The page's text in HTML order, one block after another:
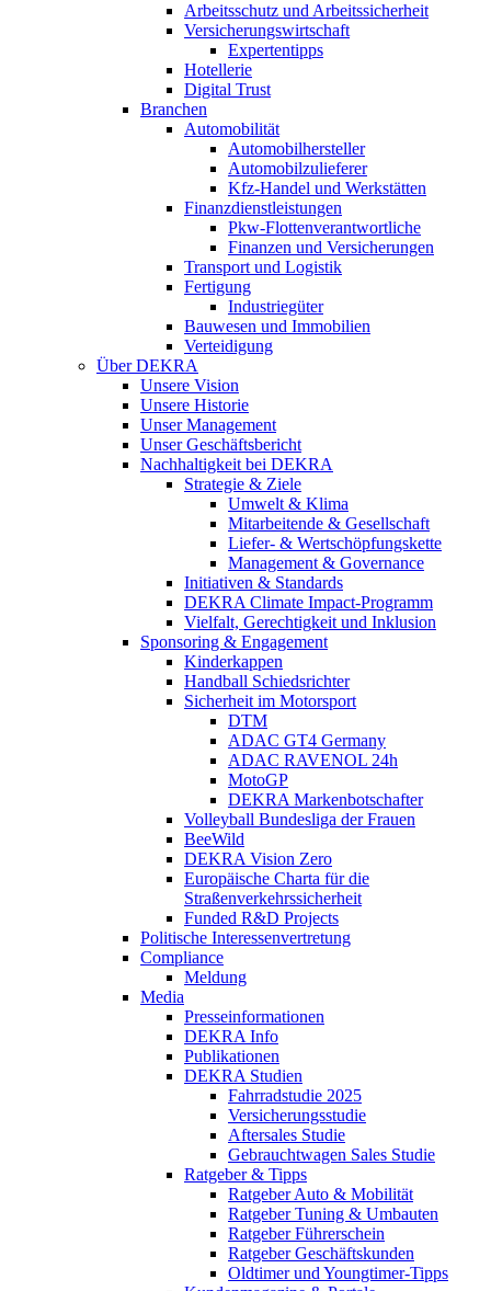
Arbeitsschutz und Arbeitssicherheit
Versicherungswirtschaft
Expertentipps
Hotellerie
Digital Trust
Branchen
Automobilität
Automobilhersteller
Automobilzulieferer
Kfz-Handel und Werkstätten
Finanzdienstleistungen
Pkw‑Flottenverantwortliche
Finanzen und Versicherungen
Transport und Logistik
Fertigung
Industriegüter
Bauwesen und Immobilien
Verteidigung
Über DEKRA
Unsere Vision
Unsere Historie
Unser Management
Unser Geschäftsbericht
Nachhaltigkeit bei DEKRA
Strategie & Ziele
Umwelt & Klima
Mitarbeitende & Gesellschaft
Liefer- & Wertschöpfungskette
Management & Governance
Initiativen & Standards
DEKRA Climate Impact-Programm
Vielfalt, Gerechtigkeit und Inklusion​
Sponsoring & Engagement
Kinderkappen
Handball Schiedsrichter
Sicherheit im Motorsport
DTM
ADAC GT4 Germany
ADAC RAVENOL 24h
MotoGP
DEKRA Markenbotschafter
Volleyball Bundesliga der Frauen
BeeWild
DEKRA Vision Zero
Europäische Charta für die
Straßenverkehrssicherheit
Funded R&D Projects
Politische Interessenvertretung
Compliance
Meldung
Media
Presseinformationen
DEKRA Info
Publikationen
DEKRA Studien
Fahrradstudie 2025
Versicherungsstudie
Aftersales Studie
Gebrauchtwagen Sales Studie
Ratgeber & Tipps
Ratgeber Auto & Mobilität
Ratgeber Tuning & Umbauten
Ratgeber Führerschein
Ratgeber Geschäftskunden
Oldtimer und Youngtimer-Tipps